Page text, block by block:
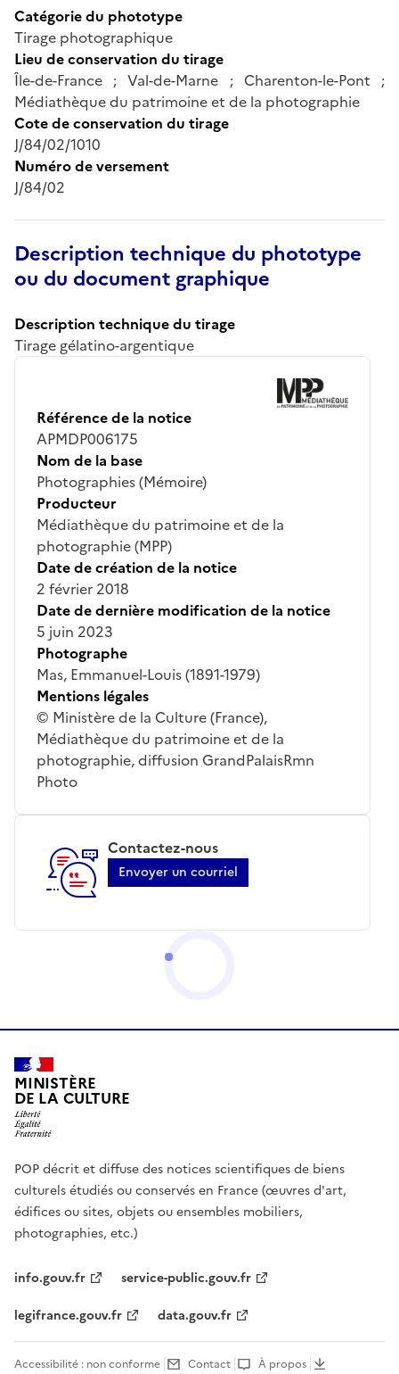
Catégorie du phototype
Tirage photographique
Lieu de conservation du tirage
Île-de-France ; Val-de-Marne ; Charenton-le-Pont ;
Médiathèque du patrimoine et de la photographie
Cote de conservation du tirage
J/84/02/1010
Numéro de versement
J/84/02
Description technique du phototype
ou du document graphique
Description technique du tirage
Tirage gélatino-argentique
Référence de la notice
APMDP006175
Nom de la base
Photographies (Mémoire)
Producteur
Médiathèque du patrimoine et de la
photographie (MPP)
Date de création de la notice
2 février 2018
Date de dernière modification de la notice
5 juin 2023
Photographe
Mas, Emmanuel-Louis (1891-1979)
Mentions légales
© Ministère de la Culture (France),
Médiathèque du patrimoine et de la
photographie, diffusion GrandPalaisRmn
Photo
Contactez-nous
Envoyer un courriel
MINISTÈRE
DE LA CULTURE
POP décrit et diffuse des notices scientifiques de biens
culturels étudiés ou conservés en France (œuvres d'art,
édifices ou sites, objets ou ensembles mobiliers,
photographies, etc.)
info.gouv.fr
service-public.gouv.fr
legifrance.gouv.fr
data.gouv.fr
Accessibilité : non conforme Contact À propos